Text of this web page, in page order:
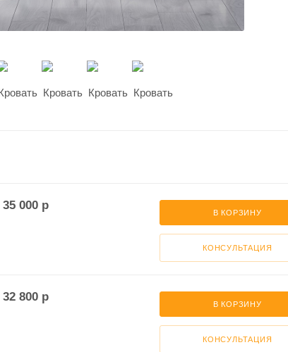
35 000р
В КОРЗИНУ
КОНСУЛЬТАЦИЯ
32 800р
В КОРЗИНУ
КОНСУЛЬТАЦИЯ